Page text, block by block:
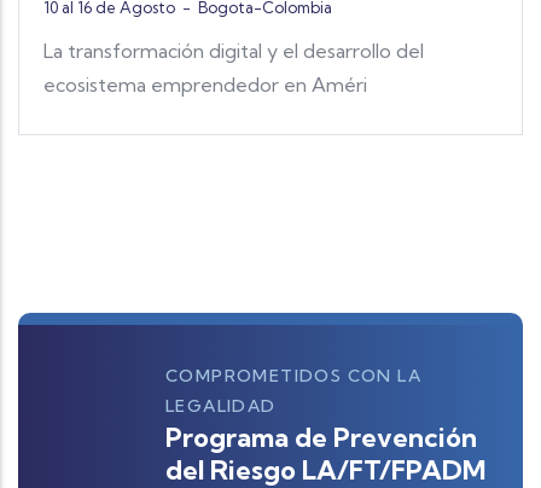
10 al 16 de Agosto - Bogota-Colombia
La transformación digital y el desarrollo del
ecosistema emprendedor en Améri
COMPROMETIDOS CON LA
LEGALIDAD
Programa de Prevención
del Riesgo LA/FT/FPADM